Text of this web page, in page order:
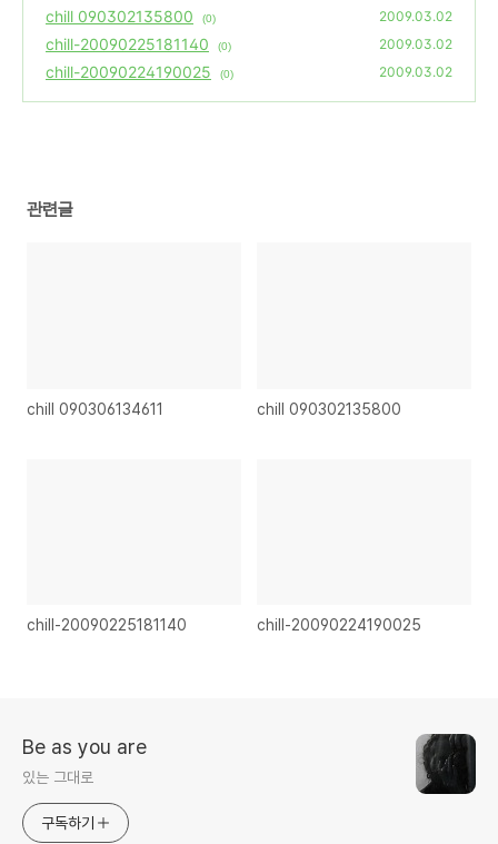
chill 090302135800 (0) 2009.03.02
chill-20090225181140 (0) 2009.03.02
chill-20090224190025 (0) 2009.03.02
관련글
chill 090306134611 chill 090302135800
chill-20090225181140 chill-20090224190025
Be as you are
있는 그대로
구독하기